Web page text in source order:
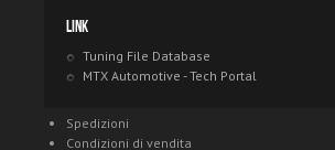
Link
Tuning File Database
MTX Automotive - Tech Portal
Spedizioni
Condizioni di vendita